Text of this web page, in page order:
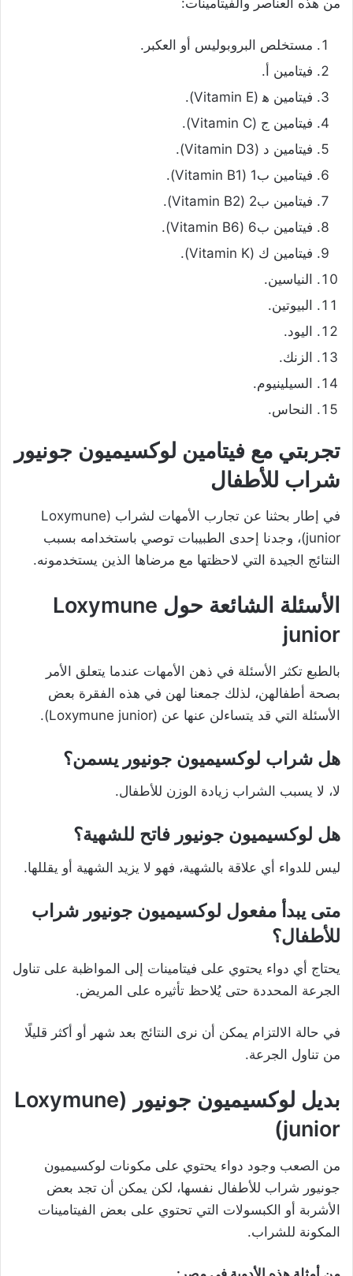
مستخلص البروبوليس أو العكبر .
فيتامين أ.
فيتامين ه‍ (Vitamin E).
فيتامين ج (Vitamin C).
فيتامين د (Vitamin D3).
فيتامين ب1 (Vitamin B1).
فيتامين ب2 (Vitamin B2).
فيتامين ب6 (Vitamin B6).
فيتامين ك (Vitamin K).
النياسين.
البيوتين.
اليود.
الزنك.
السيلينيوم.
النحاس.
تجربتي مع فيتامين لوكسيميون جونيور
شراب للأطفال
في إطار بحثنا عن تجارب الأمهات لشراب (Loxymune
junior)، وجدنا إحدى الطبيبات توصي باستخدامه بسبب
النتائج الجيدة التي لاحظتها مع مرضاها الذين يستخدمونه.
الأسئلة الشائعة حول Loxymune
junior
بالطبع تكثر الأسئلة في ذهن الأمهات عندما يتعلق الأمر
بصحة أطفالهن، لذلك جمعنا لهن في هذه الفقرة بعض
الأسئلة التي قد يتساءلن عنها عن (Loxymune junior).
هل شراب لوكسيميون جونيور يسمن؟
لا، لا يسبب الشراب زيادة الوزن للأطفال.
هل لوكسيميون جونيور فاتح للشهية؟
ليس للدواء أي علاقة بالشهية، فهو لا يزيد الشهية أو يقللها.
متى يبدأ مفعول لوكسيميون جونيور شراب
للأطفال؟
يحتاج أي دواء يحتوي على فيتامينات إلى المواظبة على تناول
الجرعة المحددة حتى يُلاحظ تأثيره على المريض.
في حالة الالتزام يمكن أن نرى النتائج بعد شهر أو أكثر قليلًا
من تناول الجرعة.
بديل لوكسيميون جونيور (Loxymune
junior)
من الصعب وجود دواء يحتوي على مكونات لوكسيميون
جونيور شراب للأطفال نفسها، لكن يمكن أن تجد بعض
الأشربة أو الكبسولات التي تحتوي على بعض الفيتامينات
المكونة للشراب.